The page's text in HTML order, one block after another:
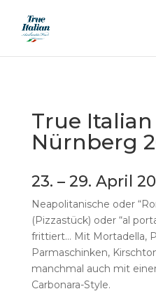
True
Nürnberg
23. – 29. April
Neapolitanische oder
(Pizzastück) oder “al
frittiert… Mit Mortadella,
Parmaschinken,
manchmal auch mit
Carbonara-Style.